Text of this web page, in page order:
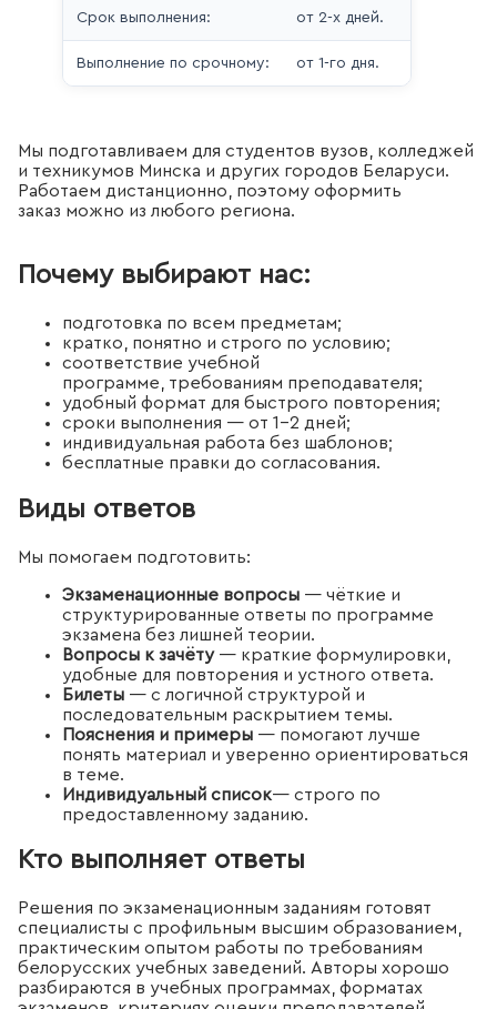
Срок выполнения: от 2-х дней.
Выполнение по срочному: от 1-го дня.
Мы подготавливаем для студентов вузов, колледжей
и техникумов Минска и других городов Беларуси.
Работаем дистанционно, поэтому оформить
заказ можно из любого региона.
Почему выбирают нас:
подготовка по всем предметам;
кратко, понятно и строго по условию;
соответствие учебной
программе, требованиям преподавателя;
удобный формат для быстрого повторения;
сроки выполнения — от 1–2 дней;
индивидуальная работа без шаблонов;
бесплатные правки до согласования.
Виды ответов
Мы помогаем подготовить:
Экзаменационные вопросы — чёткие и
структурированные ответы по программе
экзамена без лишней теории.
Вопросы к зачёту— краткие формулировки,
удобные для повторения и устного ответа.
Билеты — с логичной структурой и
последовательным раскрытием темы.
Пояснения и примеры — помогают лучше
понять материал и уверенно ориентироваться
в теме.
Индивидуальный список— строго по
предоставленному заданию.
Кто выполняет ответы
Решения по экзаменационным заданиям готовят
специалисты с профильным высшим образованием,
практическим опытом работы по требованиям
белорусских учебных заведений. Авторы хорошо
разбираются в учебных программах, форматах